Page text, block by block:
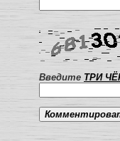
Введите ТРИ